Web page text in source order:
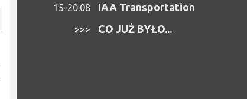
15-20.08 IAA Transportation
>>> CO JUŻ BYŁO...